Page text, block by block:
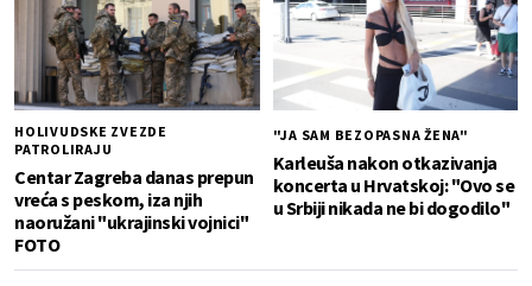
HOLIVUDSKE ZVEZDE
PATROLIRAJU
Centar Zagreba danas prepun
vreća s peskom, iza njih
naoružani "ukrajinski vojnici"
FOTO
"JA SAM BEZOPASNA ŽENA"
Karleuša nakon otkazivanja
koncerta u Hrvatskoj: "Ovo se
u Srbiji nikada ne bi dogodilo"